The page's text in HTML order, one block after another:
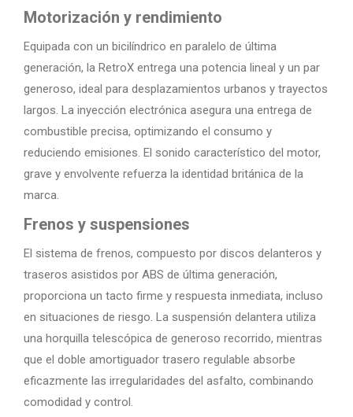
Motorización y rendimiento
Equipada con un bicilíndrico en paralelo de última
generación, la RetroX entrega una potencia lineal y un par
generoso, ideal para desplazamientos urbanos y trayectos
largos. La inyección electrónica asegura una entrega de
combustible precisa, optimizando el consumo y
reduciendo emisiones. El sonido característico del motor,
grave y envolvente refuerza la identidad británica de la
marca.
Frenos y suspensiones
El sistema de frenos, compuesto por discos delanteros y
traseros asistidos por ABS de última generación,
proporciona un tacto firme y respuesta inmediata, incluso
en situaciones de riesgo. La suspensión delantera utiliza
una horquilla telescópica de generoso recorrido, mientras
que el doble amortiguador trasero regulable absorbe
eficazmente las irregularidades del asfalto, combinando
comodidad y control.